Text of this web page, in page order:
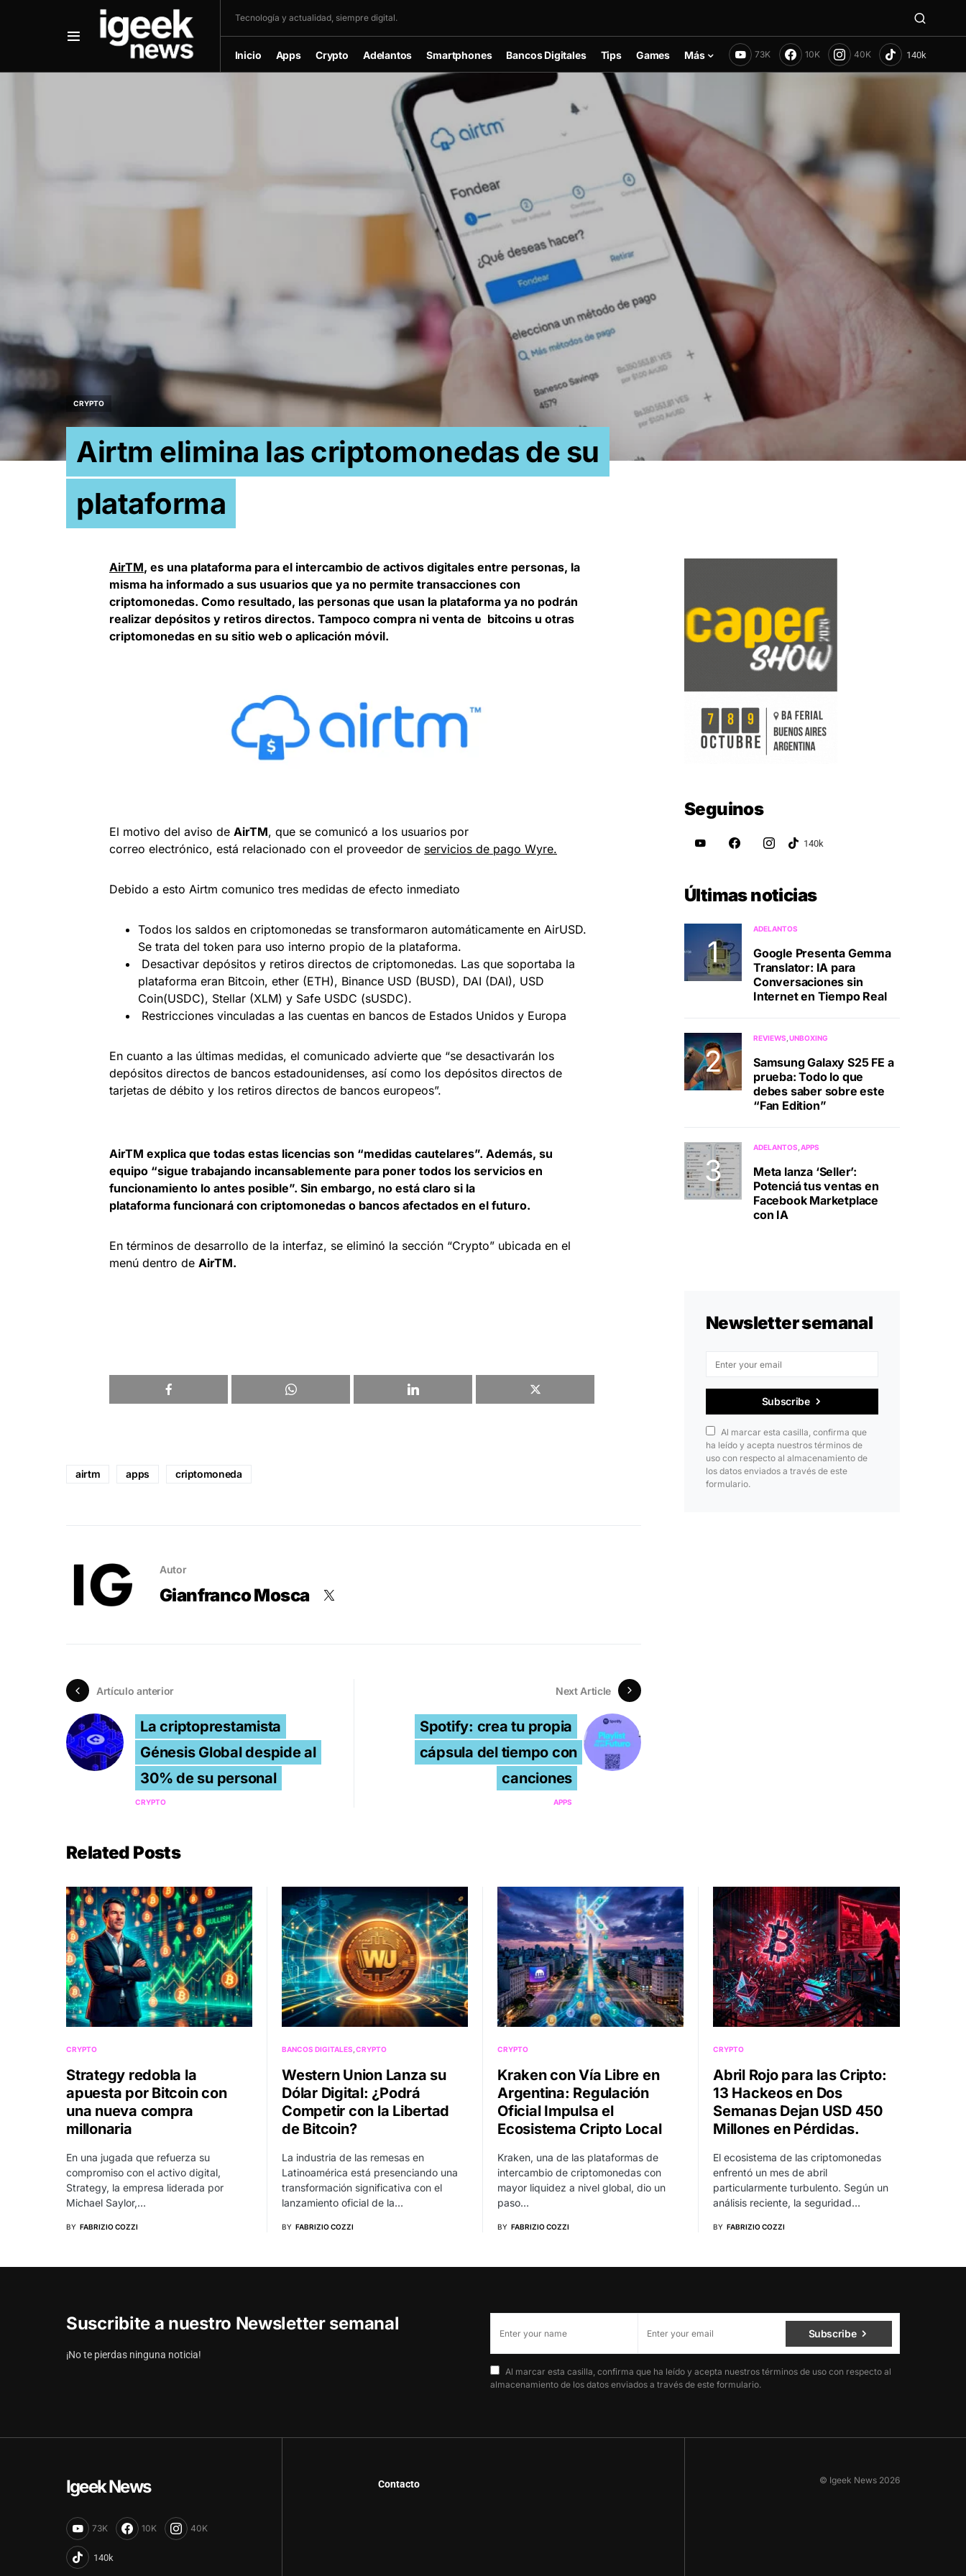
Tecnología y actualidad, siempre digital.
Inicio Apps Crypto Adelantos Smartphones Bancos Digitales Tips Games Más 73K 10K 40K
CRYPTO
Airtm elimina las criptomonedas de su
plataforma
AirTM, es una plataforma para el intercambio de activos digitales entre personas, la
misma ha informado a sus usuarios que ya no permite transacciones con
criptomonedas. Como resultado, las personas que usan la plataforma ya no podrán
realizar depósitos y retiros directos. Tampoco compra ni venta de bitcoins u otras
criptomonedas en su sitio web o aplicación móvil.
El motivo del aviso de AirTM, que se comunicó a los usuarios por
correo electrónico, está relacionado con el proveedor de servicios de pago Wyre.
Debido a esto Airtm comunico tres medidas de efecto inmediato
Todos los saldos en criptomonedas se transformaron automáticamente en AirUSD.
Se trata del token para uso interno propio de la plataforma.
Desactivar depósitos y retiros directos de criptomonedas. Las que soportaba la
plataforma eran Bitcoin, ether (ETH), Binance USD (BUSD), DAI (DAI), USD
Coin(USDC), Stellar (XLM) y Safe USDC (sUSDC).
Restricciones vinculadas a las cuentas en bancos de Estados Unidos y Europa
En cuanto a las últimas medidas, el comunicado advierte que “se desactivarán los
depósitos directos de bancos estadounidenses, así como los depósitos directos de
tarjetas de débito y los retiros directos de bancos europeos”.
AirTM explica que todas estas licencias son “medidas cautelares”. Además, su
equipo “sigue trabajando incansablemente para poner todos los servicios en
funcionamiento lo antes posible”. Sin embargo, no está claro si la
plataforma funcionará con criptomonedas o bancos afectados en el futuro.
En términos de desarrollo de la interfaz, se eliminó la sección “Crypto” ubicada en el
menú dentro de AirTM.
airtm apps criptomoneda
Autor
Gianfranco Mosca
Artículo anterior
La criptoprestamista
Génesis Global despide al
30% de su personal
CRYPTO
Next Article
Spotify: crea tu propia
cápsula del tiempo con
canciones
APPS
Seguinos
Últimas noticias
ADELANTOS
Google Presenta Gemma
Translator: IA para
Conversaciones sin
Internet en Tiempo Real
REVIEWS UNBOXING
Samsung Galaxy S25 FE a
prueba: Todo lo que
debes saber sobre este
“Fan Edition”
ADELANTOS APPS
Meta lanza ‘Seller’:
Potenciá tus ventas en
Facebook Marketplace
con IA
Newsletter semanal
Subscribe
Al marcar esta casilla, confirma que
ha leído y acepta nuestros términos de
uso con respecto al almacenamiento de
los datos enviados a través de este
formulario.
Related Posts
CRYPTO
Strategy redobla la
apuesta por Bitcoin con
una nueva compra
millonaria
En una jugada que refuerza su
compromiso con el activo digital,
Strategy, la empresa liderada por
Michael Saylor,…
BY FABRIZIO COZZI
BANCOS DIGITALES CRYPTO
Western Union Lanza su
Dólar Digital: ¿Podrá
Competir con la Libertad
de Bitcoin?
La industria de las remesas en
Latinoamérica está presenciando una
transformación significativa con el
lanzamiento oficial de la…
BY FABRIZIO COZZI
CRYPTO
Kraken con Vía Libre en
Argentina: Regulación
Oficial Impulsa el
Ecosistema Cripto Local
Kraken, una de las plataformas de
intercambio de criptomonedas con
mayor liquidez a nivel global, dio un
paso…
BY FABRIZIO COZZI
CRYPTO
Abril Rojo para las Cripto:
13 Hackeos en Dos
Semanas Dejan USD 450
Millones en Pérdidas.
El ecosistema de las criptomonedas
enfrentó un mes de abril
particularmente turbulento. Según un
análisis reciente, la seguridad…
BY FABRIZIO COZZI
Suscribite a nuestro Newsletter semanal
¡No te pierdas ninguna noticia!
Subscribe
Al marcar esta casilla, confirma que ha leído y acepta nuestros términos de uso con respecto al
almacenamiento de los datos enviados a través de este formulario.
Igeek News
73K 10K 40K
Contacto © Igeek News 2026